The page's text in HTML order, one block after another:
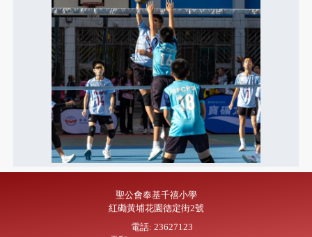
聖公會奉基千禧小學
紅磡黃埔花園德定街2號
電話: 23627123